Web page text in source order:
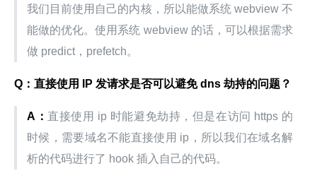
我们目前使用自己的内核，所以能做系统 webview 不
能做的优化。使用系统 webview 的话，可以根据需求
做 predict，prefetch。
Q：直接使用 IP 发请求是否可以避免 dns 劫持的问题？
A： 直接使用 ip 时能避免劫持，但是在访问 https 的
时候，需要域名不能直接使用 ip，所以我们在域名解
析的代码进行了 hook 插入自己的代码。